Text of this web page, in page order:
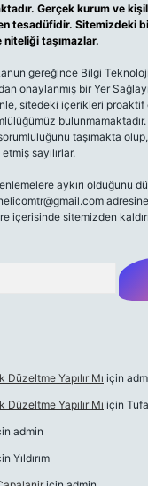
Gerçek kurum ve
tesadüfidir. Sitemizdeki
taşımazlar.
gereğince Bilgi
onaylanmış bir Yer
sitedeki içerikleri
taşımakta
sayılırlar.
aykırı olduğunu
içerisinde sitemizden
Yapılır Mı için
Yapılır Mı için
admin
Yıldırım